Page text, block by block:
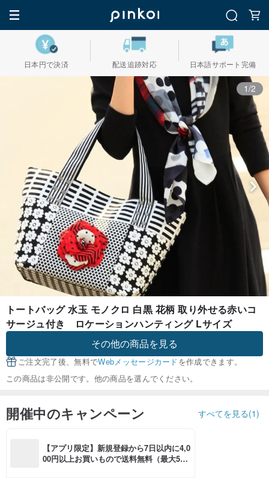
日本円で決済 配送追跡対応 日本語サポート完備
1/2
トートバッグ 水玉 モノクロ 白黒 花柄 取り外せる赤いコ
サージュ付き ロケーションハンティング Lサイズ
その他の商品を見る
ご注文完了後、無料でWebメッセージカードを作成できます。
この商品は非公開です。他の商品を選んでください。
開催中のキャンペーン すべてを見る(1)
【アプリ限定】新規登録から7日以内に4,0
00円以上お買いもので送料無料（最大500